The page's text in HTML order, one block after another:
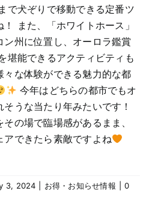
で犬ぞりで移動できる定番ツ
また、「ホワイトホース」
ン州に位置し、オーロラ鑑賞
堪能できるアクティビティも
々な体験ができる魅力的な都
今年はどちらの都市でもオ
うな当たり年みたいです！
の場で臨場感があるまま、
アできたら素敵ですよね
3, 2024 お得・お知らせ情報
0